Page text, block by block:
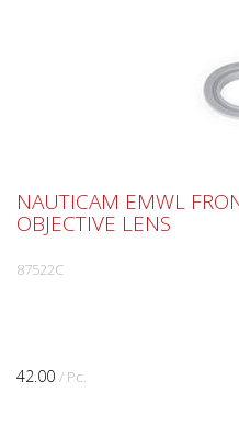
42.00 / Pc.
NAUTICAM EMWL
OBJECTIVE LENS
87522C